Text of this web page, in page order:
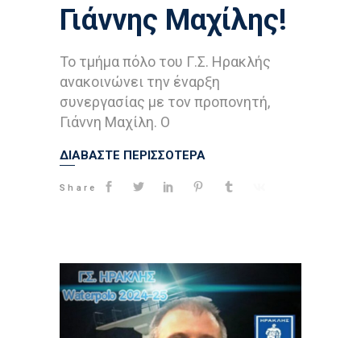
Γιάννης Μαχίλης!
Το τμήμα πόλο του Γ.Σ. Ηρακλής
ανακοινώνει την έναρξη
συνεργασίας με τον προπονητή,
Γιάννη Μαχίλη. O
ΔΙΑΒΑΣΤΕ ΠΕΡΙΣΣΟΤΕΡΑ
Share